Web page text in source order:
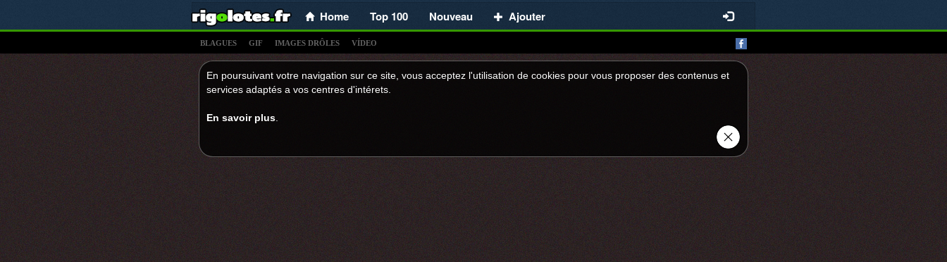
Home Top 100 Nouveau Ajouter
BLAGUES GIF IMAGES DRÔLES VÍDEO
En poursuivant votre navigation sur ce site, vous acceptez l'utilisation de cookies pour vous proposer des contenus et
services adaptés a vos centres d'intérets.
En savoir plus